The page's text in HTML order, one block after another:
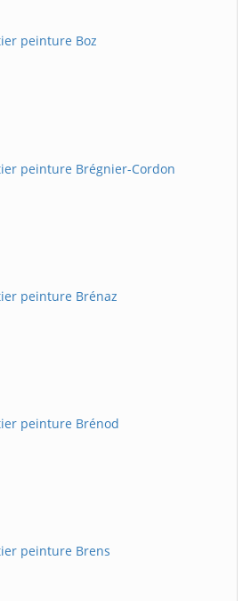
peinture Boz
peinture Brégnier-Cordon
peinture Brénaz
peinture Brénod
peinture Brens